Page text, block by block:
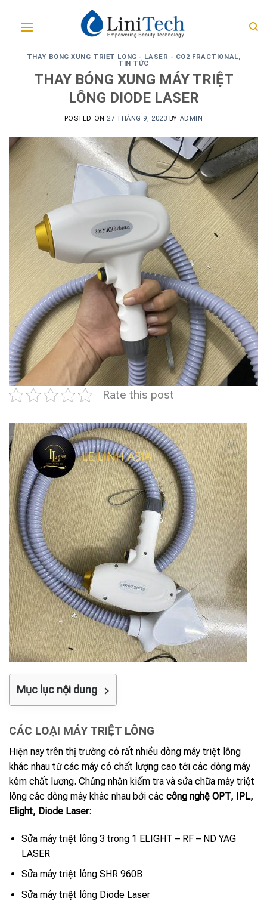
THAY BÓNG XUNG TRIỆT LÔNG - LASER - CO2 FRACTIONAL,
TIN TỨC
THAY BÓNG XUNG MÁY TRIỆT
LÔNG DIODE LASER
POSTED ON 27 THÁNG 9, 2023 BY ADMIN
Rate this post
Mục lục nội dung
CÁC LOẠI MÁY TRIỆT LÔNG
Hiện nay trên thị trường có rất nhiều dòng máy triệt lông
khác nhau từ các máy có chất lượng cao tới các dòng máy
kém chất lượng. Chứng nhận kiểm tra và sửa chữa máy triệt
lông các dòng máy khác nhau bởi các công nghệ OPT, IPL,
Elight, Diode Laser:
Sửa máy triệt lông 3 trong 1 ELIGHT – RF – ND YAG
LASER
Sửa máy triệt lông SHR 960B
Sửa máy triệt lông Diode Laser